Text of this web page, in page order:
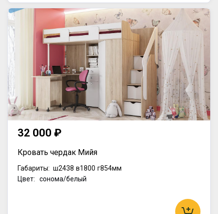
32 000 ₽
Кровать чердак Мийя
Габариты: ш2438 в1800 г854мм
Цвет: сонома/белый